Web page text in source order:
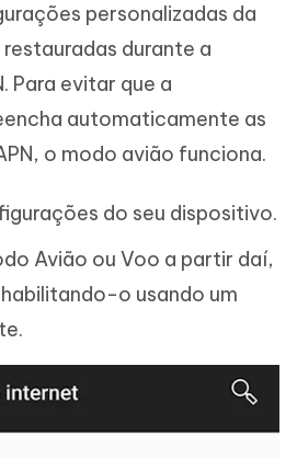
personalizadas da
durante a
Para evitar que a
automaticamente as
o modo avião funciona.
do seu dispositivo.
Avião ou Voo a partir daí,
o usando um